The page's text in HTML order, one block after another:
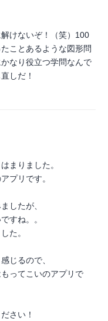
けないぞ！（笑）100
ことあるような図形問
なり役立つ学問なんで
しだ！
まりました。
プリです。
したが、
すね。。
た。
じるので、
ってこいのアプリで
さい！